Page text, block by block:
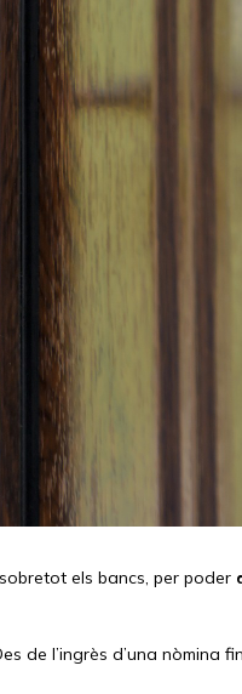
els bancs, per poder
de l’ingrès d’una nòmina